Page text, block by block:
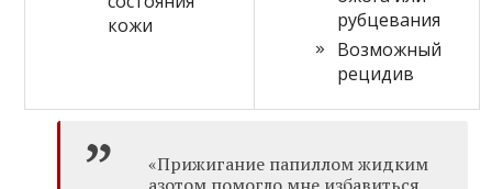
кожи
рубцевания
Возможный
рецидив
«Прижигание папиллом жидким